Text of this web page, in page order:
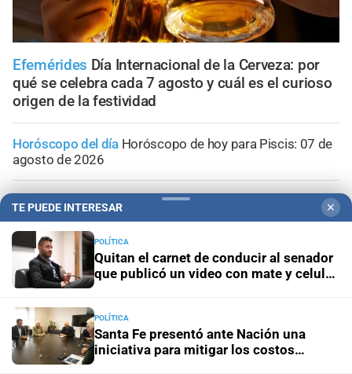
Efemérides Día Internacional de la Cerveza: por
qué se celebra cada 7 agosto y cuál es el curioso
origen de la festividad
Horóscopo del día Horóscopo de hoy para Piscis: 07 de
agosto de 2026
Horóscopo del díaHoróscopo de hoy para Acuario: 07
de agosto de 2026
Horóscopo del díaHoróscopo de hoy para Capricornio:
07 de agosto de 2026
Horóscopo del díaHoróscopo de hoy para Sagitario: 07
de agosto de 2026
TE PUEDE INTERESAR ✕
POLÍTICA
Quitan el carnet de conducir al senador
que publicó un video con mate y celular
POLÍTICA
Santa Fe presentó ante Nación una
iniciativa para mitigar los costos